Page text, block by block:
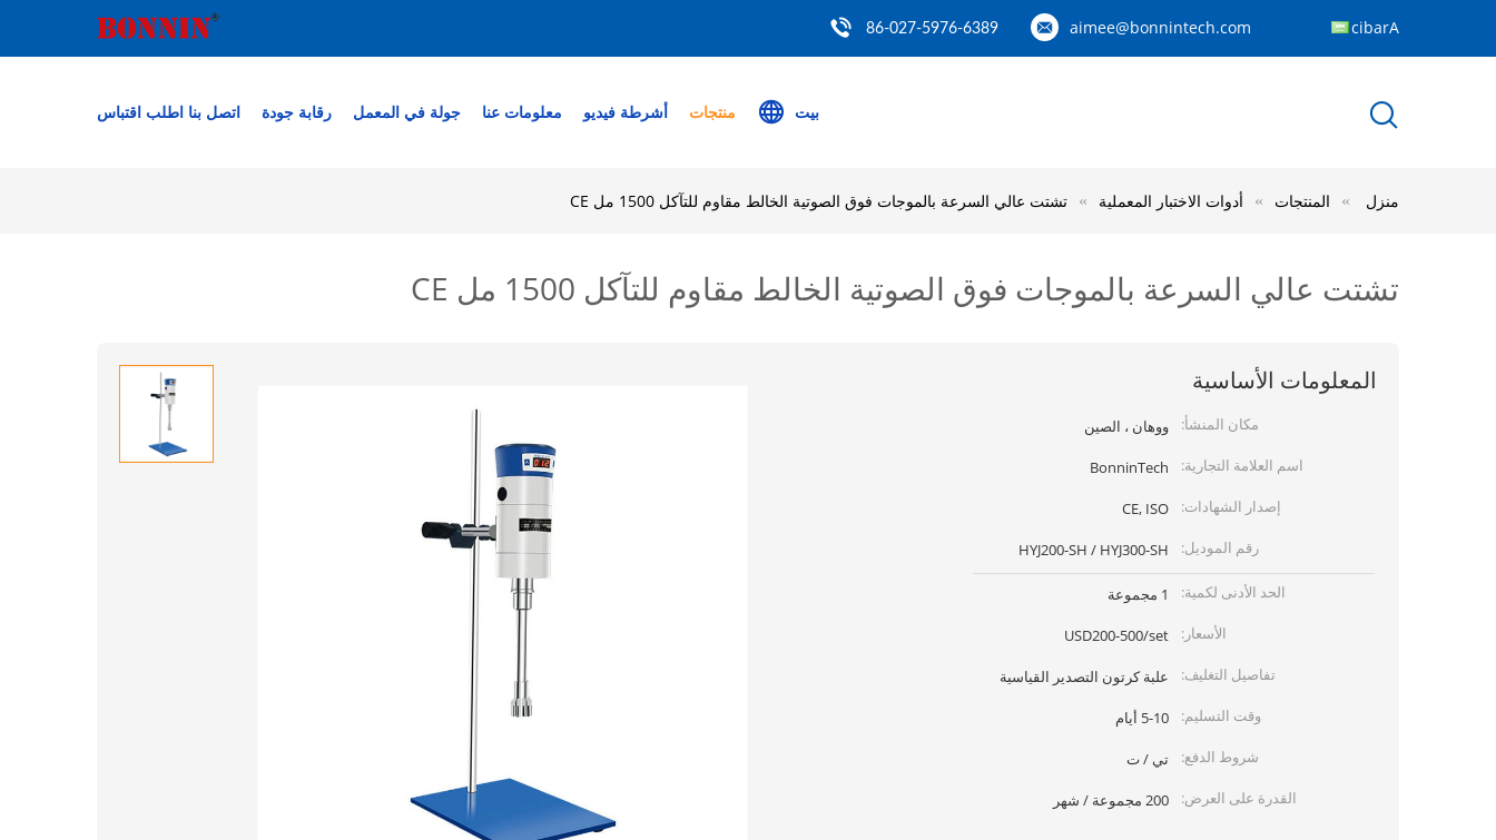
aimee@bonnintech.com
86-027-5976-6389 Arabic
بيت منتجات أشرطة فيديو معلومات عنا جولة في المعمل رقابة جودة اتصل بنا اطلب اقتباس
منزل المنتجات أدوات الاختبار المعملية تشتت عالي السرعة بالموجات فوق الصوتية الخالط مقاوم للتآكل 1500 مل CE
تشتت عالي السرعة بالموجات فوق الصوتية الخالط مقاوم للتآكل 1500 مل CE
المعلومات الأساسية
مكان المنشأ:
ووهان ، الصين
اسم العلامة التجارية:
BonninTech
إصدار الشهادات:
CE, ISO
رقم الموديل:
HYJ200-SH / HYJ300-SH
الحد الأدنى لكمية:
1 مجموعة
الأسعار:
USD200-500/set
تفاصيل التغليف:
علبة كرتون التصدير القياسية
وقت التسليم:
5-10 أيام
شروط الدفع:
تي / ت
القدرة على العرض:
200 مجموعة / شهر